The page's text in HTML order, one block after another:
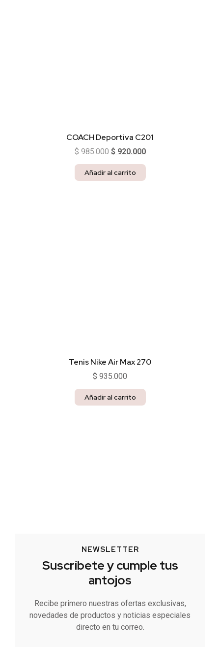
COACH Deportiva C201
$985.000 $920.000
Añadir al carrito
Tenis Nike Air Max 270
$ 935.000
Añadir al carrito
NEWSLETTER
Suscríbete y cumple tus
antojos
Recibe primero nuestras ofertas exclusivas,
novedades de productos y noticias especiales
directo en tu correo.